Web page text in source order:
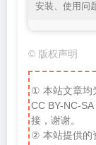
安装、使用问
© 版权声明
① 本站文章均
CC BY-NC-
接，谢谢。
② 本站提供的